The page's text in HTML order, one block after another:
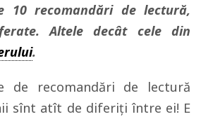
10 recomandări de lectură,
Altele decât cele din
.
de recomandări de lectură
sînt atît de diferiţi între ei! E